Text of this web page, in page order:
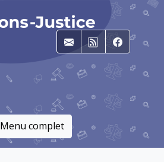
E-mailRSS
Menu complet